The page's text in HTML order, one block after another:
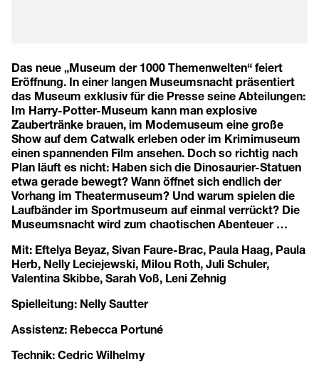
Das neue „Museum der 1000 Themenwelten“ feiert
Eröffnung. In einer langen Museumsnacht präsentiert
das Museum exklusiv für die Presse seine Abteilungen:
Im Harry-Potter-Museum kann man explosive
Zaubertränke brauen, im Modemuseum eine große
Show auf dem Catwalk erleben oder im Krimimuseum
einen spannenden Film ansehen. Doch so richtig nach
Plan läuft es nicht: Haben sich die Dinosaurier-Statuen
etwa gerade bewegt? Wann öffnet sich endlich der
Vorhang im Theatermuseum? Und warum spielen die
Laufbänder im Sportmuseum auf einmal verrückt? Die
Museumsnacht wird zum chaotischen Abenteuer …
Mit: Eftelya Beyaz, Sivan Faure-Brac, Paula Haag, Paula
Herb, Nelly Leciejewski, Milou Roth, Juli Schuler,
Valentina Skibbe, Sarah Voß, Leni Zehnig
Spielleitung: Nelly Sautter
Assistenz: Rebecca Portuné
Technik: Cedric Wilhelmy